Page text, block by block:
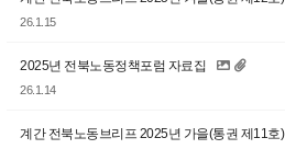
26.1.15
2025년 전북노동정책포럼 자료집
26.1.14
계간 전북노동브리프 2025년 가을(통권 제11호)